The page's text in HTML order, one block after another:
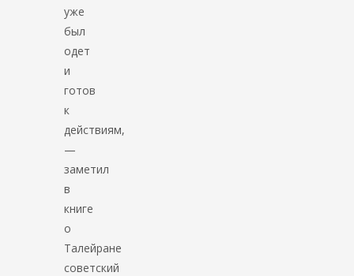
уже
был
одет
и
готов
к
действиям,
—
заметил
в
книге
о
Талейране
советский